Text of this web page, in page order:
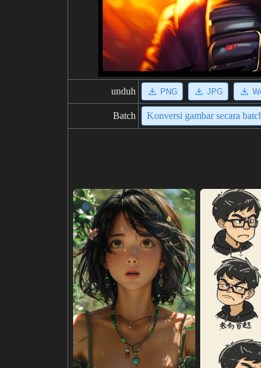
unduh PNG JPG
Batch Konversi gambar secara